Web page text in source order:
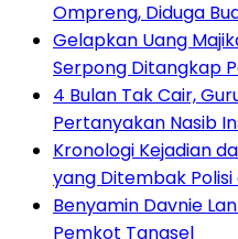
Ompreng, Diduga
Gelapkan Uang
Serpong Ditangkap
4 Bulan Tak Cair,
Pertanyakan Nasib
Kronologi Kejadian
yang Ditembak Polisi
Benyamin Davnie
Pemkot Tangsel